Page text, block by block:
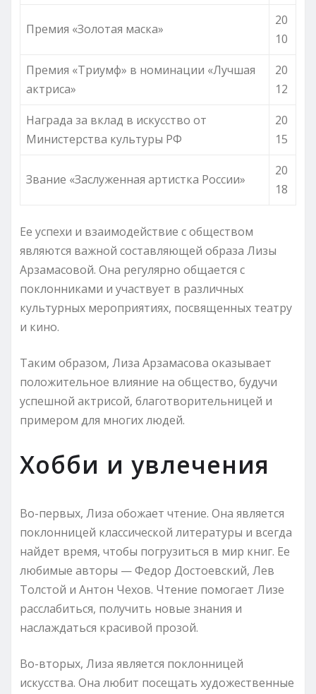
Премия «Золотая маска»
20
10
Премия «Триумф» в номинации «Лучшая
актриса»
20
12
Награда за вклад в искусство от
Министерства культуры РФ
20
15
Звание «Заслуженная артистка России»
20
18
Ее успехи и взаимодействие с обществом
являются важной составляющей образа Лизы
Арзамасовой. Она регулярно общается с
поклонниками и участвует в различных
культурных мероприятиях, посвященных театру
и кино.
Таким образом, Лиза Арзамасова оказывает
положительное влияние на общество, будучи
успешной актрисой, благотворительницей и
примером для многих людей.
Хобби и увлечения
Во-первых, Лиза обожает чтение. Она является
поклонницей классической литературы и всегда
найдет время, чтобы погрузиться в мир книг. Ее
любимые авторы — Федор Достоевский, Лев
Толстой и Антон Чехов. Чтение помогает Лизе
расслабиться, получить новые знания и
наслаждаться красивой прозой.
Во-вторых, Лиза является поклонницей
искусства. Она любит посещать художественные